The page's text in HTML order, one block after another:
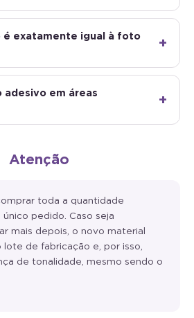
é exatamente igual à foto
em áreas
Atenção
toda a quantidade
pedido. Caso seja
mais depois, o novo material
de fabricação e, por isso,
de tonalidade, mesmo sendo o